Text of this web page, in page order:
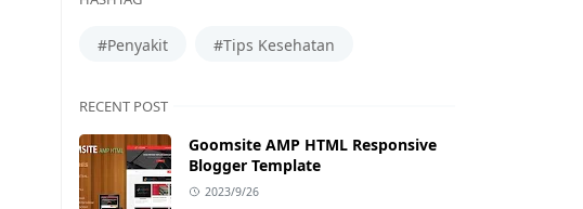
#Penyakit #Tips Kesehatan
RECENT POST
Goomsite AMP HTML Responsive
Blogger Template
2023/9/26